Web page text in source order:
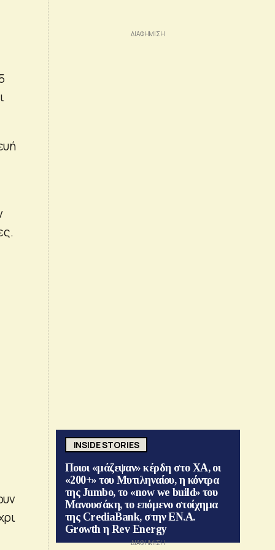
INSIDE STORIES
Ποιοι «μάζεψαν» κέρδη στο ΧΑ, οι
«200+» του Μυτιληναίου, η κόντρα
της Jumbo, το «now we build» του
Μανουσάκη, το επόμενο στοίχημα
της CrediaBank, στην ΕΝ.Α.
Growth η Rev Energy